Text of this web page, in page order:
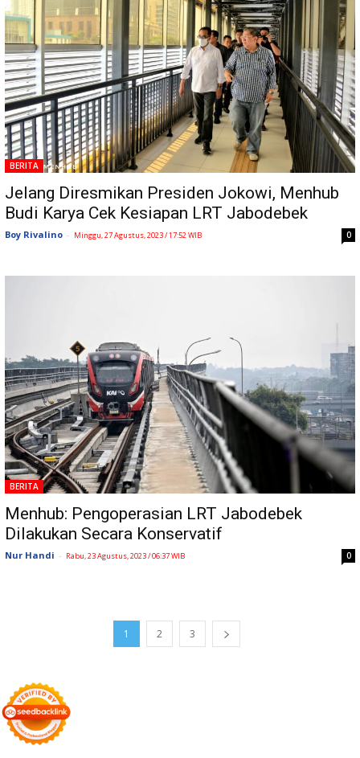
BERITA
Jelang Diresmikan Presiden Jokowi, Menhub
Budi Karya Cek Kesiapan LRT Jabodebek
Boy Rivalino - Minggu, 27 Agustus, 2023 / 17:52 WIB 0
BERITA
Menhub: Pengoperasian LRT Jabodebek
Dilakukan Secara Konservatif
Nur Handi - Rabu, 23 Agustus, 2023 / 06:37 WIB 0
1 2 3